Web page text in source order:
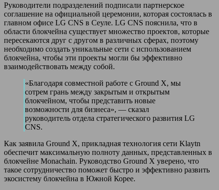
Руководители подразделений подписали партнерское
соглашение на официальной церемонии, которая состоялась в
главном офисе LG CNS в Сеуле. LG СNS пояснила, что в
области блокчейна существует множество проектов, которые
пересекаются друг с другом в различных сферах, поэтому
необходимо создать уникальные сети с использованием
блокчейна, чтобы эти проекты могли бы эффективно
взаимодействовать между собой.
«Благодаря совместной работе с Ground X, мы
сотрем грань между закрытым и открытым
блокчейном, чтобы представить новые
возможности для бизнеса», — сказал
руководитель отдела стратегического развития LG
CNS.
Как заявила Ground X, прикладная технология сети Klaytn
обеспечит максимальную полноту данных, представленных в
блокчейне Monachain. Руководство Ground X уверено, что
такое сотрудничество поможет быстро и эффективно развить
экосистему блокчейна в Южной Корее.